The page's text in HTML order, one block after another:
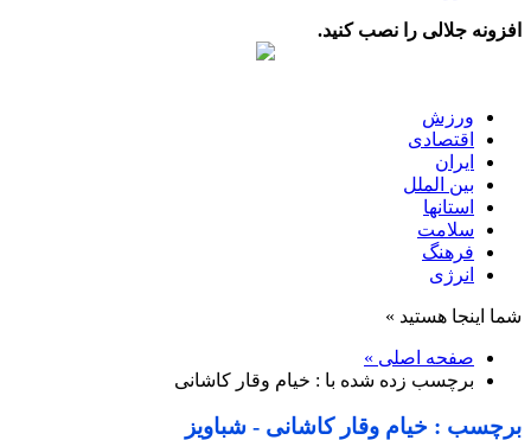
افزونه جلالی را نصب کنید.
ورزش
اقتصادی
ایران
بین الملل
استانها
سلامت
فرهنگ
انرژی
شما اینجا هستید »
صفحه اصلی »
برچسب زده شده با : خیام وقار کاشانی
برچسب : خیام وقار کاشانی - شباویز